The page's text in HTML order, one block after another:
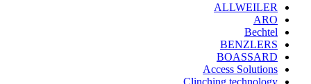
ALLWEILER
ARO
Bechtel
BENZLERS
BOASSARD
Access Solutions
Clinching technology